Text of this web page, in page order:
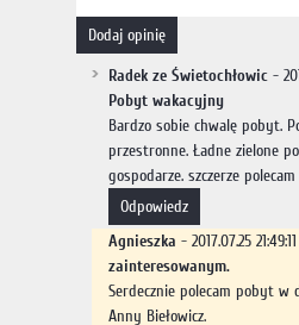
dodaj opinię
Radek ze Świetochłowic -
Pobyt wakacyjny
Bardzo sobie chwalę pobyt.
przestronne. Ładne zielone
gospodarze. szczerze polecam
odpowiedz
Agnieszka - 2017.07.25
zainteresowanym.
Serdecznie polecam pobyt w
Anny Biełowicz.